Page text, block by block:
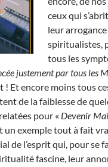
ceux qui
leur
spiritualistes,
tous les
justement par tous les
Et encore moins tous
de la faiblesse de
pour « Devenir
un exemple tout à fait
de l’esprit qui, pour se
fascine, leur